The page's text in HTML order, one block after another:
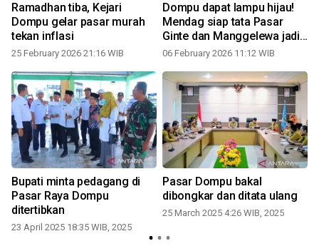
Ramadhan tiba, Kejari
Dompu gelar pasar murah
tekan inflasi
25 February 2026 21:16 WIB
Dompu dapat lampu hijau!
Mendag siap tata Pasar
Ginte dan Manggelewa jadi
modern
06 February 2026 11:12 WIB
Bupati minta pedagang di
Pasar Raya Dompu
ditertibkan
23 April 2025 18:35 WIB, 2025
Pasar Dompu bakal
dibongkar dan ditata ulang
25 March 2025 4:26 WIB, 2025